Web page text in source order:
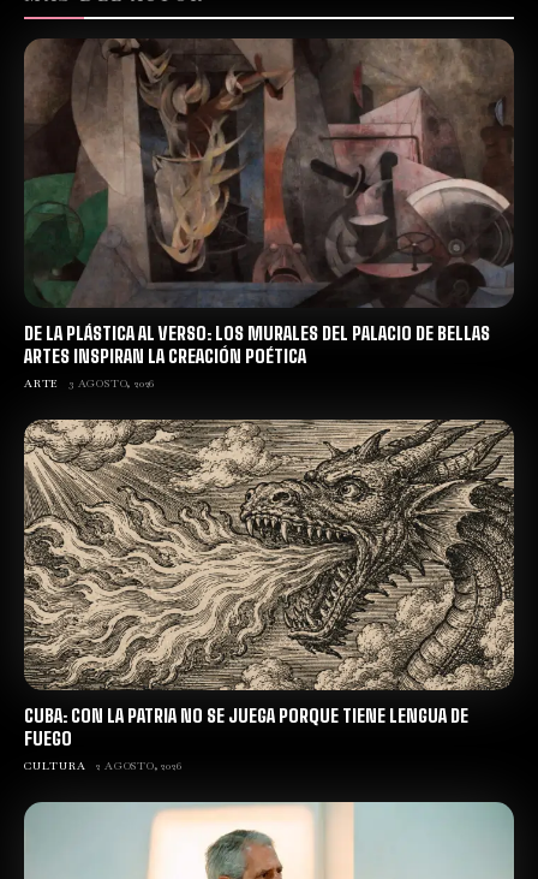
DE LA PLÁSTICA AL VERSO: LOS MURALES DEL PALACIO DE BELLAS
ARTES INSPIRAN LA CREACIÓN POÉTICA
ARTE 3 AGOSTO, 2026
CUBA: CON LA PATRIA NO SE JUEGA PORQUE TIENE LENGUA DE
FUEGO
CULTURA 2 AGOSTO, 2026